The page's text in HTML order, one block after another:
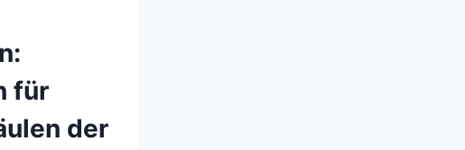
für
der